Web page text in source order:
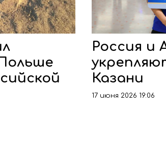
Россия и
Казани
17 июня 2026 19:06